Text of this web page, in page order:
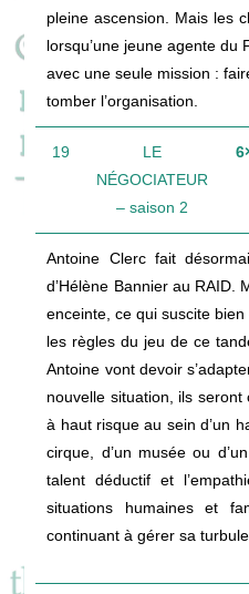
pleine ascension. Mais les
lorsqu’une jeune agente du
avec une seule mission :
tomber l’organisation.
19
LE
NÉGOCIATEUR
– saison 2
Antoine Clerc fait
d’Hélène Bannier au RAID.
enceinte, ce qui suscite
les règles du jeu de ce
Antoine vont devoir
nouvelle situation, ils seront
à haut risque au sein d’un
cirque, d’un musée ou
talent déductif et
situations humaines et
continuant à gérer sa